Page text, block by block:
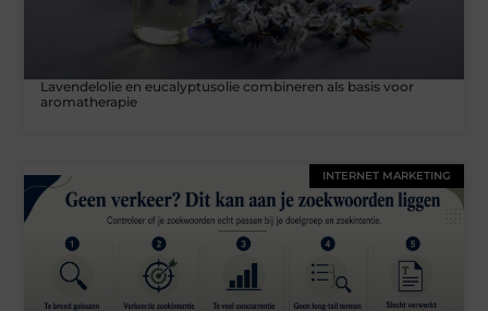
Lavendelolie en eucalyptusolie combineren als basis voor
aromatherapie
INTERNET MARKETING